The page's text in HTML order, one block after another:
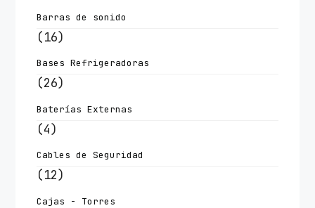
Barras de sonido
(16)
Bases Refrigeradoras
(26)
Baterías Externas
(4)
Cables de Seguridad
(12)
Cajas - Torres